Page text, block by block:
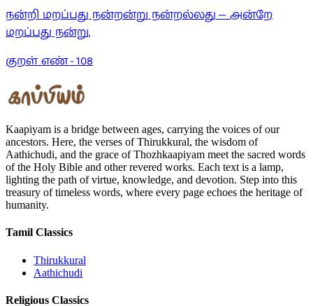
நன்றி மறப்பது நன்றன்று நன்றல்லது — அன்றே
மறப்பது நன்று.
குறள் எண் -108
Kaapiyam is a bridge between ages, carrying the voices of our
ancestors. Here, the verses of Thirukkural, the wisdom of
Aathichudi, and the grace of Thozhkaapiyam meet the sacred words
of the Holy Bible and other revered works. Each text is a lamp,
lighting the path of virtue, knowledge, and devotion. Step into this
treasury of timeless words, where every page echoes the heritage of
humanity.
Tamil Classics
Thirukkural
Aathichudi
Religious Classics